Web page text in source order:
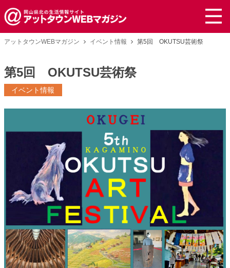
アットタウンWEBマガジン イベント情報 第5回 OKUTSU芸術祭
第5回 OKUTSU芸術祭
イベント情報